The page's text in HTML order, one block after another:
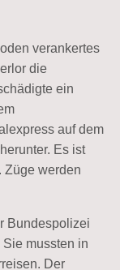
verankertes
die
ein
auf dem
Es ist
Züge werden
Bundespolizei
mussten in
Der